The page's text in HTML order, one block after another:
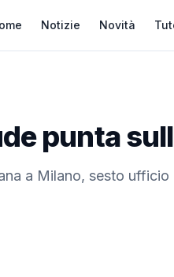
Notizie Novità
punta
a Milano, sesto